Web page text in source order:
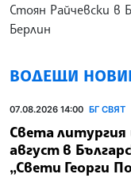
Стоян Райчевски в
Берлин
ВОДЕЩИ
07.08.2026 14:00 БГ СВЯТ
Света литургия
август в
„Свети Георги